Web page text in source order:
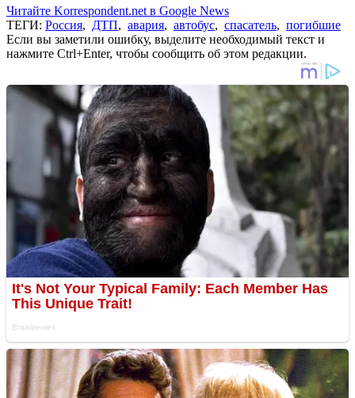
Читайте Korrespondent.net в Google News
ТЕГИ: Россия, ДТП, авария, автобус, спасатель, погибшие
Если вы заметили ошибку, выделите необходимый текст и
нажмите Ctrl+Enter, чтобы сообщить об этом редакции.